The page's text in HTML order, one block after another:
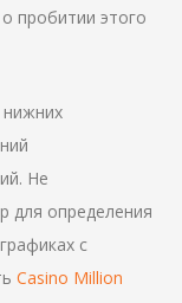
пробитии этого
Не
для определения
с
Casino Million